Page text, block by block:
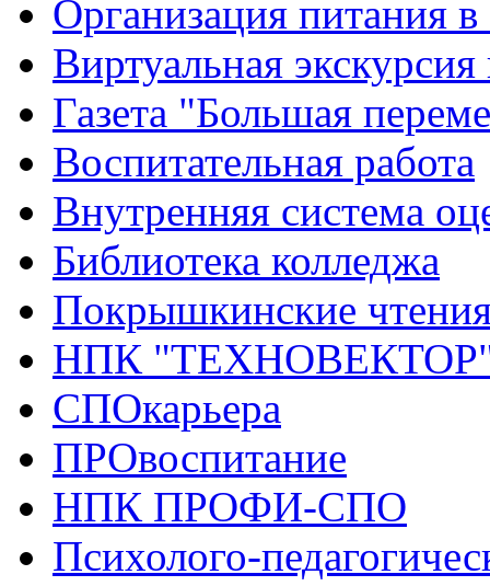
Организация питания в
Виртуальная
Газета "Большая
Воспитательная работа
Внутренняя система
Библиотека колледжа
Покрышкинские
НПК
СПОкарьера
ПРОвоспитание
НПК ПРОФИ-СПО
Психолого-